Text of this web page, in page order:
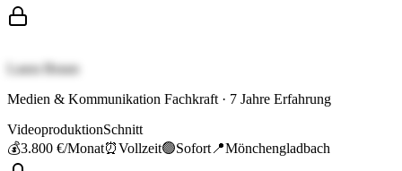
Laura Braun
Medien & Kommunikation Fachkraft · 7 Jahre Erfahrung
VideoproduktionSchnitt
💰3.800 €/Monat⏰Vollzeit🟢Sofort 📍Mönchengladbach